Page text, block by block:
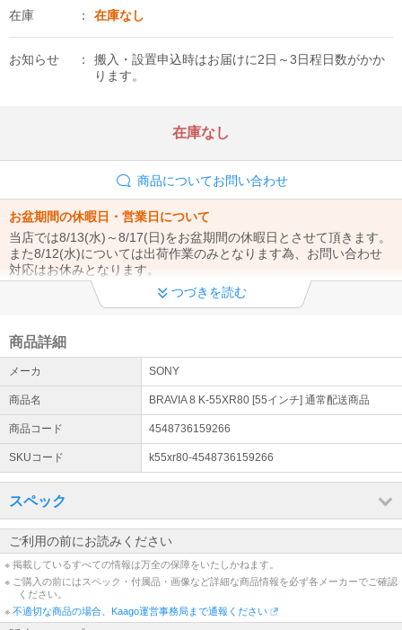
在庫 在庫なし
お知らせ
搬入・設置申込時はお届けに2日～3日程日数がかか
ります。
在庫なし
商品についてお問い合わせ
お盆期間の休暇日・営業日について
当店では8/13(水)～8/17(日)をお盆期間の休暇日とさせて頂きます。
また8/12(水)については出荷作業のみとなります為、お問い合わせ
対応はお休みとなります。
注文確認後、翌営業日までに在庫状況メールを送信します。内容を
ご確認・ご返信いただいた時点で注文確定となり、メーカーへ発注
します。なお、メーカー直送品のためお届け先は法人・事業主様限
定となります。
エアコン工事に関するお知らせ
設置工事のお申し込み増加に伴い、誠に勝手ながら一部商品につき
ましては新規での工事申込受付を停止させていただいております。※
ご注文時のエアコン設置工事に関する選択ボックスを非表示に設定
にしております。
つづきを読む
商品詳細
メーカ SONY
商品名 BRAVIA 8 K-55XR80 [55インチ] 通常配送商品
商品コード 4548736159266
SKUコード k55xr80-4548736159266
スペック
ご利用の前にお読みください
※ 掲載しているすべての情報は万全の保障をいたしかねます。
※ ご購入の前にはスペック・付属品・画像など詳細な商品情報を必ず各メーカーでご確認
ください。
※ 不適切な商品の場合、Kaago運営事務局まで通報ください